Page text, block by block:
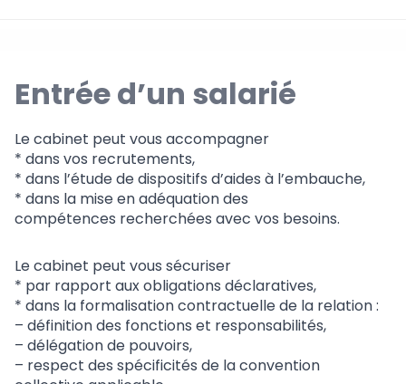
Entrée d’un salarié
Le cabinet peut vous accompagner
* dans vos recrutements,
* dans l’étude de dispositifs d’aides à l’embauche,
* dans la mise en adéquation des
compétences recherchées avec vos besoins.
Le cabinet peut vous sécuriser
* par rapport aux obligations déclaratives,
* dans la formalisation contractuelle de la relation :
– définition des fonctions et responsabilités,
– délégation de pouvoirs,
– respect des spécificités de la convention